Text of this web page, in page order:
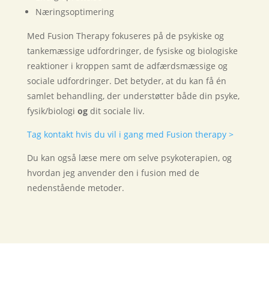
Næringsoptimering
Med Fusion Therapy fokuseres på de psykiske og
tankemæssige udfordringer, de fysiske og biologiske
reaktioner i kroppen samt de adfærdsmæssige og
sociale udfordringer. Det betyder, at du kan få én
samlet behandling, der understøtter både din psyke,
fysik/biologi ogdit sociale liv.
Tag kontakt hvis du vil i gang med Fusion therapy >
Du kan også læse mere om selve psykoterapien, og
hvordan jeg anvender den i fusion med de
nedenstående metoder.